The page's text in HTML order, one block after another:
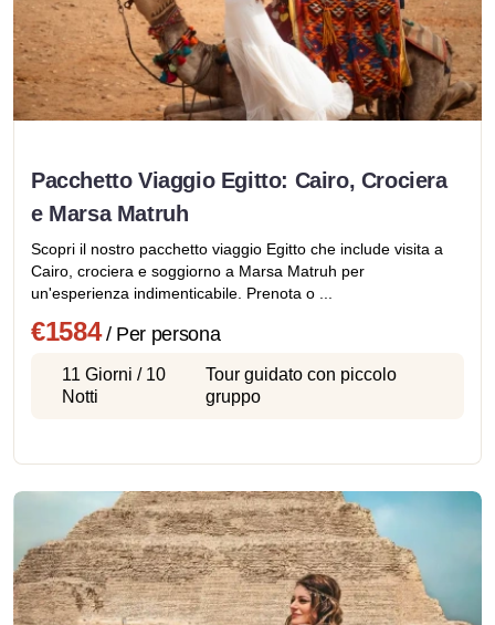
Pacchetto Viaggio Egitto: Cairo, Crociera
e Marsa Matruh
Scopri il nostro pacchetto viaggio Egitto che include visita a
Cairo, crociera e soggiorno a Marsa Matruh per
un'esperienza indimenticabile. Prenota o ...
€1584/ Per persona
11 Giorni / 10
Notti
Tour guidato con piccolo
gruppo